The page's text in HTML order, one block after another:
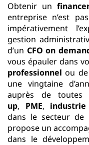
Obtenir un
entreprise n’est
impérativement
gestion
d’un CFO on
vous épauler dans
professionnel ou
une vingtaine
auprès de
up, PME,
dans le secteur de
propose un
dans le